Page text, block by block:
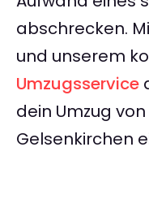
abschrecken.
und unserem
Umzugsservice
dein Umzug
Gelsenkirchen